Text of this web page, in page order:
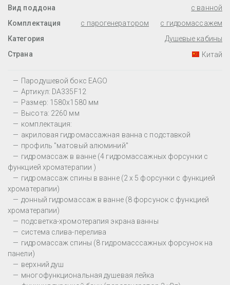
Вид поддона
с ванной
Комплектация
с парогенератором
с гидромассажем
Категория
Душевые кабины
Страна
Китай
Пародушевой бокс EAGO
Артикул: DA335F12
Размер: 1580x1580 мм
Высота: 2260 мм
комплектация:
акриловая гидромассажная ванна с подставкой
профиль "матовый алюминий"
гидромассаж в ванне (4 гидромассажных форсунки с
функцией хроматерапии )
гидромассаж спины в ванне (2 х 5 форсунки с функцией
хроматерапии)
донный гидромассаж в ванне (8 форсунок с функцией
хроматерапии)
подсветка-хромотерапия экрана ванны
система слива-перелива
гидромассаж спины (8 гидромасссажных форсунок на
панели)
верхний душ
многофункциональная душевая лейка